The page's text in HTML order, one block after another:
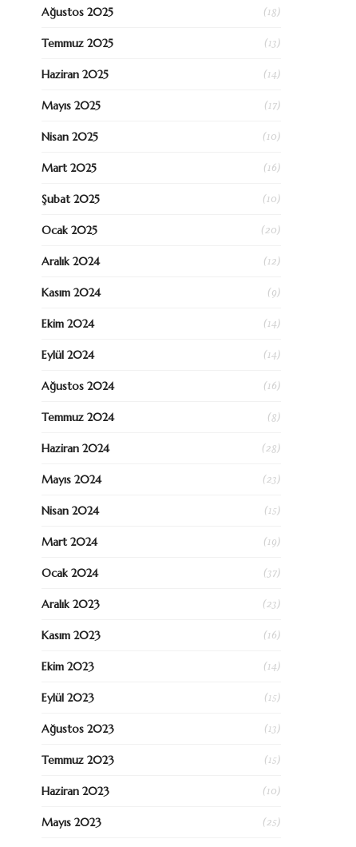
Ağustos 2025 (18)
Temmuz 2025 (13)
Haziran 2025 (14)
Mayıs 2025 (17)
Nisan 2025 (10)
Mart 2025 (16)
Şubat 2025 (10)
Ocak 2025 (20)
Aralık 2024 (12)
Kasım 2024 (9)
Ekim 2024 (14)
Eylül 2024 (14)
Ağustos 2024 (16)
Temmuz 2024 (8)
Haziran 2024 (28)
Mayıs 2024 (23)
Nisan 2024 (15)
Mart 2024 (19)
Ocak 2024 (37)
Aralık 2023 (23)
Kasım 2023 (16)
Ekim 2023 (14)
Eylül 2023 (15)
Ağustos 2023 (13)
Temmuz 2023 (15)
Haziran 2023 (10)
Mayıs 2023 (25)